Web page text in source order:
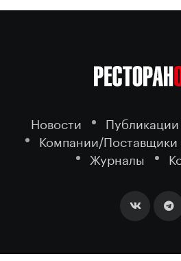
Новости Публикации
Компании/Поставщики
Журналы